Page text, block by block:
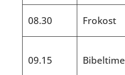
08.30 Frokost
09.15 Bibeltime